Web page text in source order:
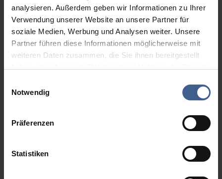
analysieren. Außerdem geben wir Informationen zu Ihrer
Verwendung unserer Website an unsere Partner für
soziale Medien, Werbung und Analysen weiter. Unsere
Partner führen diese Informationen möglicherweise mit
weiteren Daten zusammen, die Sie ihnen bereitgestellt
Weitere Informationen finden Sie in unseren
Notwendig
Präferenzen
Statistiken
removed.
Back to homepage Go to search (Link offen)